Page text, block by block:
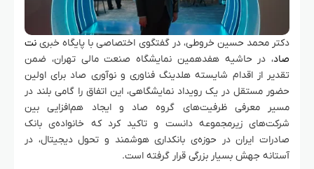
دکتر محمد حسین خروطی، در گفتگوی اختصاصی با پایگاه خبری نت
صاد، در حاشیه هفدهمین نمایشگاه صنعت مالی تهران، ضمن
تقدیر از اقدام شایسته هلدینگ فناوری و نوآوری صاد برای اولین
حضور مستقل در یک رویداد نمایشگاهی، این اتفاق را گامی بلند در
مسیر معرفی ظرفیت‌های گروه صاد و ایجاد هم‌افزایی بین
شرکت‌های زیرمجموعه دانست و تاکید کرد که خانواده‌ی بانک
صادرات ایران در حوزه‌ی بانکداری هوشمند و تحول دیجیتال، در
آستانه جهش بسیار بزرگی قرار گرفته است.